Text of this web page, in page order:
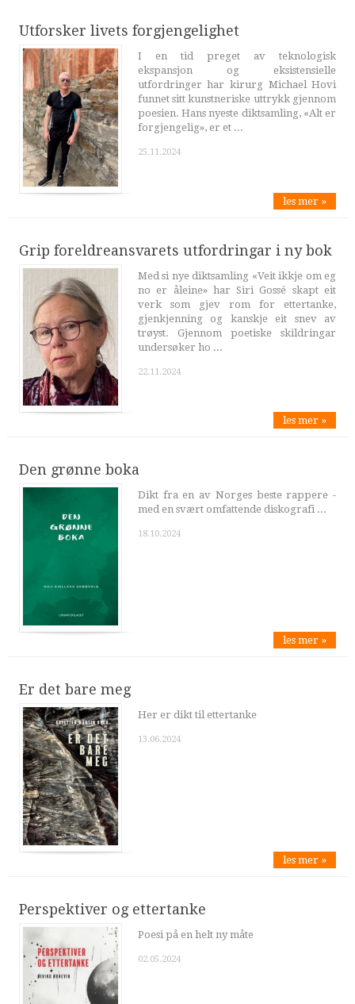
Utforsker livets forgjengelighet
I en tid preget av teknologisk
ekspansjon og eksistensielle
utfordringer har kirurg Michael Hovi
funnet sitt kunstneriske uttrykk gjennom
poesien. Hans nyeste diktsamling, «Alt er
forgjengelig», er et ...
25.11.2024
les mer »
Grip foreldreansvarets utfordringar i ny bok
Med si nye diktsamling «Veit ikkje om eg
no er åleine» har Siri Gossé skapt eit
verk som gjev rom for ettertanke,
gjenkjenning og kanskje eit snev av
trøyst. Gjennom poetiske skildringar
undersøker ho ...
22.11.2024
les mer »
Den grønne boka
Dikt fra en av Norges beste rappere -
med en svært omfattende diskografi ...
18.10.2024
les mer »
Er det bare meg
Her er dikt til ettertanke
13.06.2024
les mer »
Perspektiver og ettertanke
Poesi på en helt ny måte
02.05.2024